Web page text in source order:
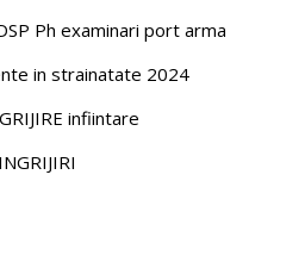
Ph examinari port arma
in strainatate 2024
infiintare